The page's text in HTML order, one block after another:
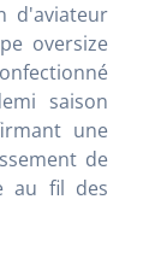
d'aviateur
oversize
saison
une
de
au fil des